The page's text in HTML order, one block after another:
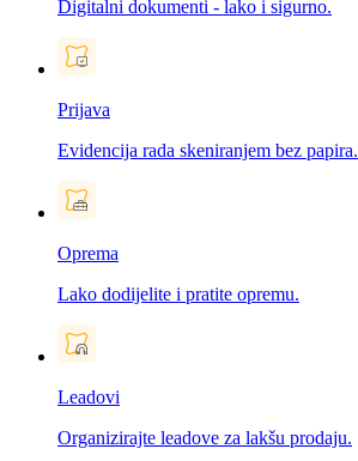
Digitalni dokumenti - lako i sigurno.
Prijava
Evidencija rada skeniranjem bez papira.
Oprema
Lako dodijelite i pratite opremu.
Leadovi
Organizirajte leadove za lakšu prodaju.